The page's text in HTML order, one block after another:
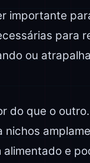
importante
para
ou
do que o
nichos
e